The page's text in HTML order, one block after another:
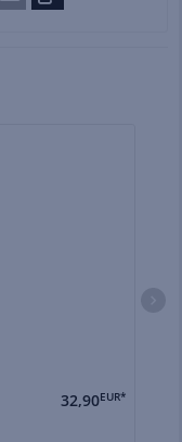
32,90EUR*